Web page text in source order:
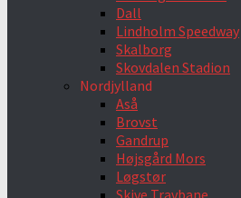
Dall
Lindholm Speedway
Skalborg
Skovdalen Stadion
Nordjylland
Aså
Brovst
Gandrup
Højsgård Mors
Løgstør
Skive Travbane